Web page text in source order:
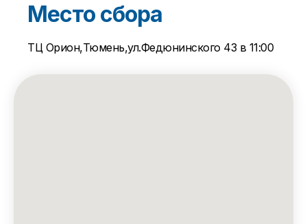
Место сбора
ТЦ Орион,Тюмень,ул.Федюнинского 43 в 11:00